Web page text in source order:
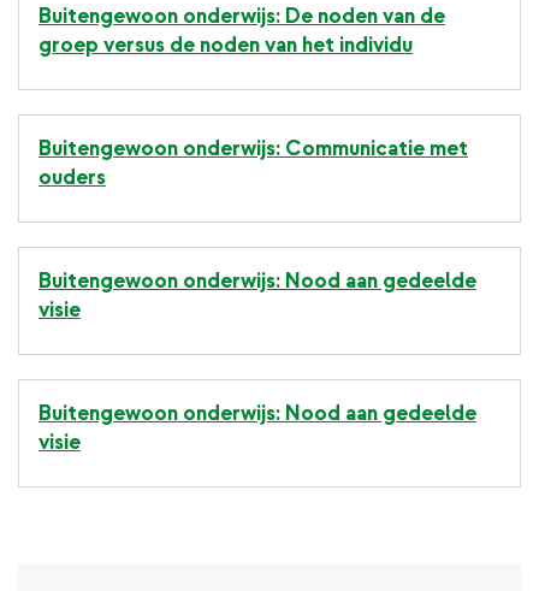
Buitengewoon onderwijs: De noden van de
groep versus de noden van het individu
Buitengewoon onderwijs: Communicatie met
ouders
Buitengewoon onderwijs: Nood aan gedeelde
visie
Buitengewoon onderwijs: Nood aan gedeelde
visie